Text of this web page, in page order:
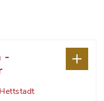
-